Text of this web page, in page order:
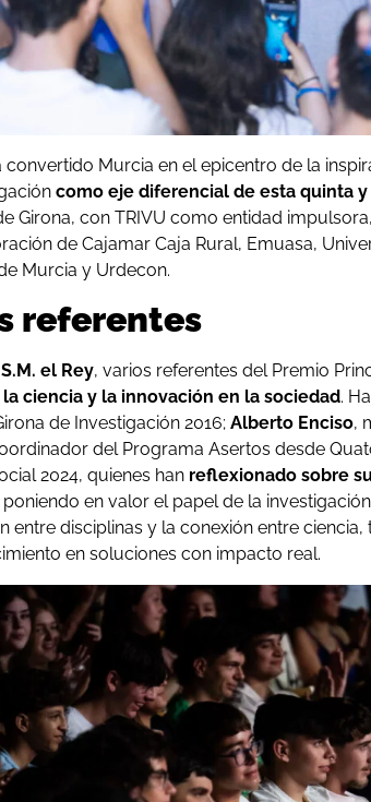
convertido Murcia en el epicentro de la
como eje diferencial de esta quinta
Girona, con TRIVU como entidad
de Cajamar Caja Rural, Emuasa,
Murcia y Urdecon.
referentes
el Rey, varios referentes del Premio
ciencia y la innovación en la sociedad.
de Investigación 2016; Alberto Enciso,
del Programa Asertos desde
2024, quienes han reflexionado sobre
poniendo en valor el papel de la
entre disciplinas y la conexión entre
en soluciones con impacto real.